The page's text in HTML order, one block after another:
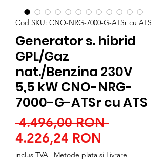
Cod SKU: CNO-NRG-7000-G-ATSr cu ATS
Generator s. hibrid
GPL/Gaz
nat./Benzina 230V
5,5 kW CNO-NRG-
7000-G-ATSr cu ATS
4.496,00 RON Preț
4.226,24 RON
redus
inclus TVA | Metode plata si Livrare